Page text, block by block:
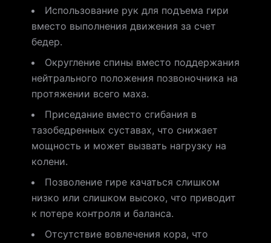
Использование рук для подъема гири
вместо выполнения движения за счет
бедер.
Округление спины вместо поддержания
нейтрального положения позвоночника на
протяжении всего маха.
Приседание вместо сгибания в
тазобедренных суставах, что снижает
мощность и может вызвать нагрузку на
колени.
Позволение гире качаться слишком
низко или слишком высоко, что приводит
к потере контроля и баланса.
Отсутствие вовлечения кора, что